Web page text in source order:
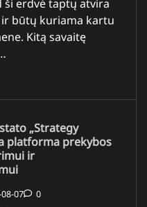
ši erdvė taptų atvira
būtų kuriama kartu
Kitą savaitę
„Strategy
platforma prekybos
ir
07 0